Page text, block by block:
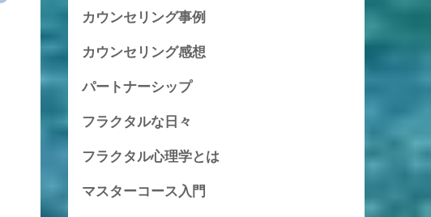
カウンセリング事例
カウンセリング感想
パートナーシップ
フラクタルな日々
フラクタル心理学とは
マスターコース入門